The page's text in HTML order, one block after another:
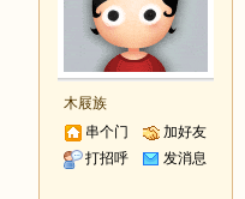
木屐族
串个门
加好友
打招呼
发消息